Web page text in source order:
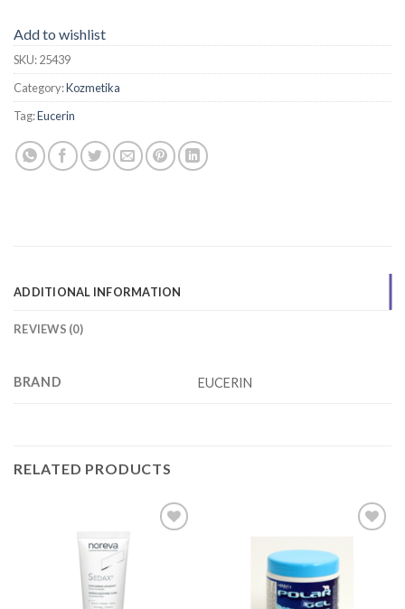
Add to wishlist
SKU:25439
Category:Kozmetika
Tag:Eucerin
ADDITIONAL INFORMATION
REVIEWS (0)
BRAND EUCERIN
RELATED PRODUCTS